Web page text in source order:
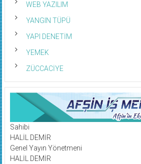
WEB YAZILIM
YANGIN TÜPÜ
YAPI DENETİM
YEMEK
ZÜCCACİYE
Sahibi
HALİL DEMİR
Genel Yayın Yönetmeni
HALİL DEMİR